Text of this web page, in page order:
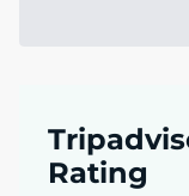
Rating